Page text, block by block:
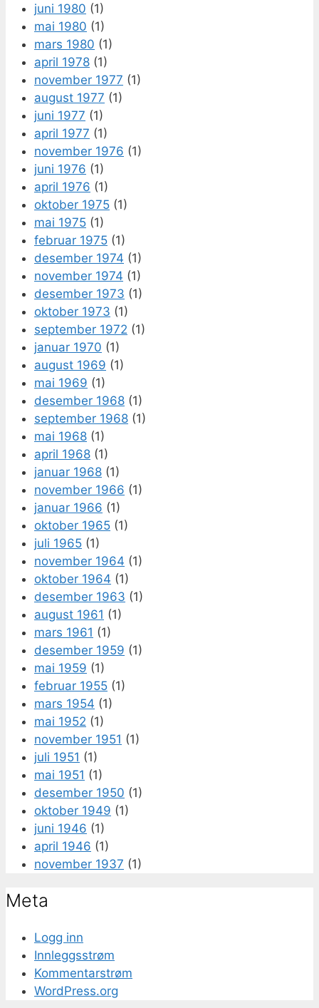
juni 1980 (1)
mai 1980 (1)
mars 1980 (1)
april 1978 (1)
november 1977 (1)
august 1977 (1)
juni 1977 (1)
april 1977 (1)
november 1976 (1)
juni 1976 (1)
april 1976 (1)
oktober 1975 (1)
mai 1975 (1)
februar 1975 (1)
desember 1974 (1)
november 1974 (1)
desember 1973 (1)
oktober 1973 (1)
september 1972 (1)
januar 1970 (1)
august 1969 (1)
mai 1969 (1)
desember 1968 (1)
september 1968 (1)
mai 1968 (1)
april 1968 (1)
januar 1968 (1)
november 1966 (1)
januar 1966 (1)
oktober 1965 (1)
juli 1965 (1)
november 1964 (1)
oktober 1964 (1)
desember 1963 (1)
august 1961 (1)
mars 1961 (1)
desember 1959 (1)
mai 1959 (1)
februar 1955 (1)
mars 1954 (1)
mai 1952 (1)
november 1951 (1)
juli 1951 (1)
mai 1951 (1)
desember 1950 (1)
oktober 1949 (1)
juni 1946 (1)
april 1946 (1)
november 1937 (1)
Meta
Logg inn
Innleggsstrøm
Kommentarstrøm
WordPress.org